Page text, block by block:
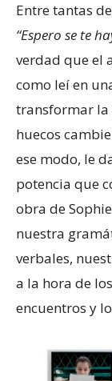
Entre tantas
“Espero se te
verdad que el
como leí en
transformar la
huecos
ese modo, le
potencia que
obra de
nuestra
verbales,
a la hora de
encuentros y